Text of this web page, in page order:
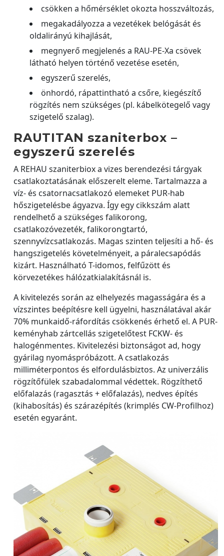
csökken a hőmérséklet okozta hosszváltozás,
megakadályozza a vezetékek belógását és
oldalirányú kihajlását,
megnyerő megjelenés a RAU-PE-Xa csövek
látható helyen történő vezetése esetén,
egyszerű szerelés,
önhordó, rápattintható a csőre, kiegészítő
rögzítés nem szükséges (pl. kábelkötegelő vagy
szigetelő szalag).
RAUTITAN szaniterbox –
egyszerű szerelés
A REHAU szaniterbiox a vizes berendezési tárgyak
csatlakoztatásának előszerelt eleme. Tartalmazza a
víz- és csatornacsatlakozó elemeket PUR-hab
hőszigetelésbe ágyazva. Így egy cikkszám alatt
rendelhető a szükséges falikorong,
csatlakozóvezeték, falikorongtartó,
szennyvízcsatlakozás. Magas szinten teljesíti a hő- és
hangszigetelés követelményeit, a páralecsapódás
kizárt. Használható T-idomos, felfűzött és
körvezetékes hálózatkialakításnál is.
A kivitelezés során az elhelyezés magasságára és a
vízszintes beépítésre kell ügyelni, használatával akár
70% munkaidő-ráfordítás csökkenés érhető el. A PUR-
keményhab zártcellás szigetelőtest FCKW- és
halogénmentes. Kivitelezési biztonságot ad, hogy
gyárilag nyomáspróbázott. A csatlakozás
milliméterpontos és elfordulásbiztos. Az univerzális
rögzítőfülek szabadalommal védettek. Rögzíthető
előfalazás (ragasztás + előfalazás), nedves építés
(kihabosítás) és szárazépítés (krimplés CW-Profilhoz)
esetén egyaránt.